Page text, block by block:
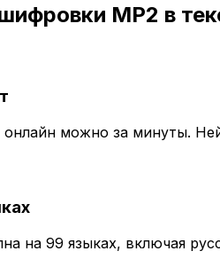
MP2 в
онлайн можно за минуты.
на 99 языках, включая